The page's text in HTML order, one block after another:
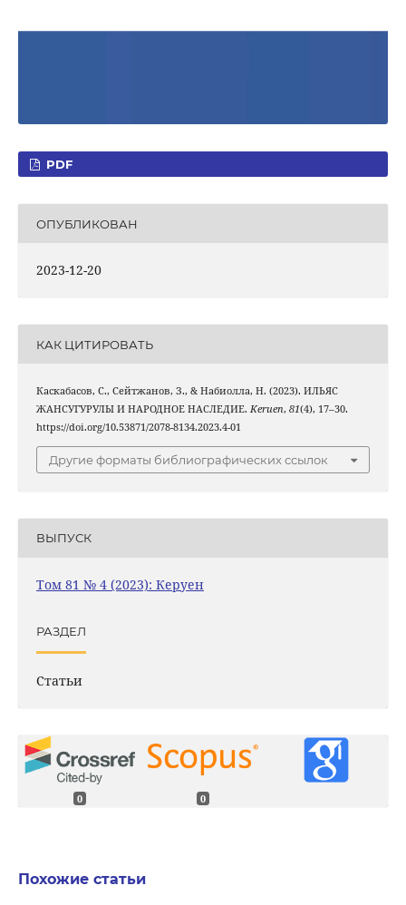
PDF
ОПУБЛИКОВАН
2023-12-20
КАК ЦИТИРОВАТЬ
Каскабасов, С., Сейтжанов, З., & Набиолла, Н. (2023). ИЛЬЯС
ЖАНСУГУРУЛЫ И НАРОДНОЕ НАСЛЕДИЕ. Keruen, 81(4), 17–30.
https://doi.org/10.53871/2078-8134.2023.4-01
Другие форматы библиографических ссылок
ВЫПУСК
Том 81 № 4 (2023): Керуен
РАЗДЕЛ
Статьи
0 0
Похожие статьи